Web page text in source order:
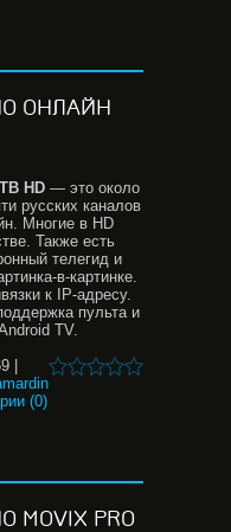
ОНЛАЙН
ТВ HD — это около
русских каналов
Многие в НD
Также есть
телегид и
в-картинке.
к IP-адресу.
пульта и
TV.
(0)
PRO